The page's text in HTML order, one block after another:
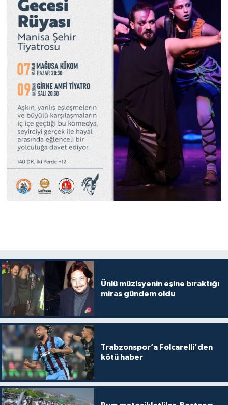
Ünlü müzisyenin eşine bıraktığı
miras gündem oldu
Trabzonspor’a Folcarelli'den
kötü haber